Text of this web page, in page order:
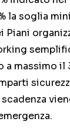
la soglia
Piani
massimo il